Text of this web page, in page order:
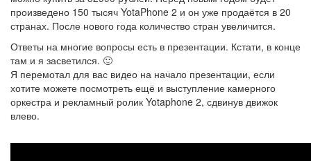
произведено 150 тысяч YotaPhone 2 и он уже продаётся в 20
странах. После нового года количество стран увеличится.
Ответы на многие вопросы есть в презентации. Кстати, в конце
там и я засветился. 🙂
Я перемотал для вас видео на начало презентации, если
хотите можете посмотреть ещё и выступление камерного
оркестра и рекламный ролик Yotaphone 2, сдвинув движок
влево.